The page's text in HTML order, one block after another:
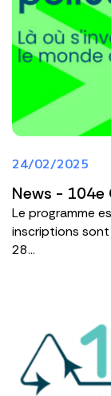
24/02/2025
News - 104e
Le programme
inscriptions
28...